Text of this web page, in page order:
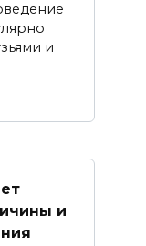
и
и